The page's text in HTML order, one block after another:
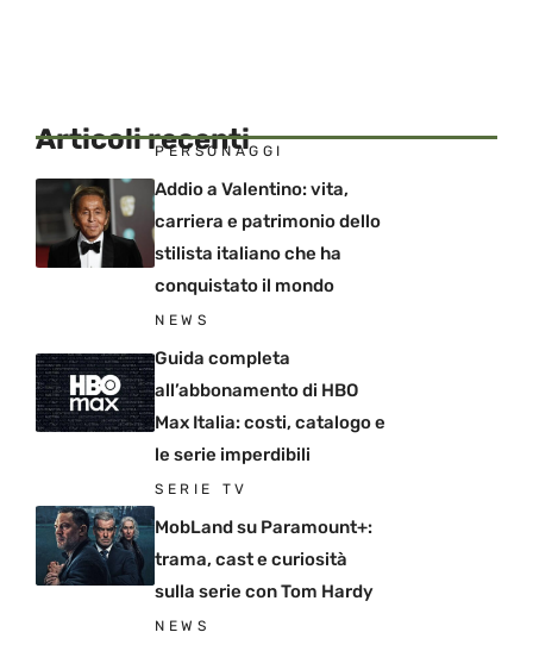
Articoli recenti
PERSONAGGI
Addio a Valentino: vita,
carriera e patrimonio dello
stilista italiano che ha
conquistato il mondo
NEWS
Guida completa
all’abbonamento di HBO
Max Italia: costi, catalogo e
le serie imperdibili
SERIE TV
MobLand su Paramount+:
trama, cast e curiosità
sulla serie con Tom Hardy
NEWS